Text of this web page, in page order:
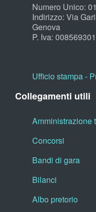
Numero Unico:
Indirizzo: Via
Genova
P. Iva:
Ufficio stampa -
Collegamenti utili
Amministrazione
Concorsi
Bandi di gara
Bilanci
Albo pretorio